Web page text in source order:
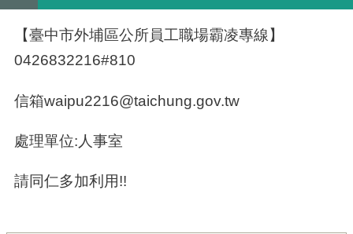
【臺中市外埔區公所員工職場霸凌專線】
0426832216#810
信箱waipu2216@taichung.gov.tw
處理單位:人事室
請同仁多加利用!!